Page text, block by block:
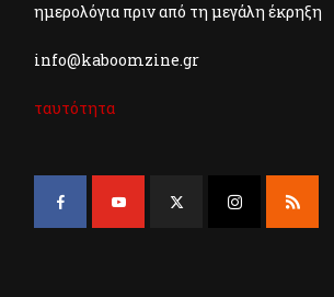
ημερολόγια πριν από τη μεγάλη έκρηξη
info@kaboomzine.gr
ταυτότητα